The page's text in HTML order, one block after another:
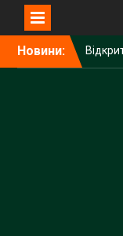
Новини:
–
імені